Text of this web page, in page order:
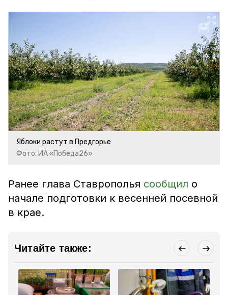
Яблоки растут в Предгорье
Фото: ИА «Победа26»
Ранее глава Ставрополья сообщил о
начале подготовки к весенней посевной
в крае.
Читайте также: